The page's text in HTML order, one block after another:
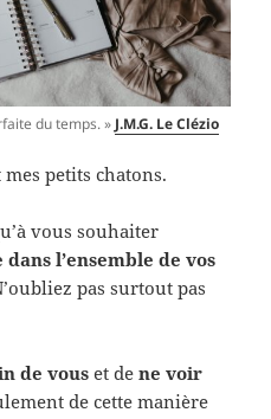
du temps. »J.M.G. Le Clézio
petits chatons.
vous souhaiter
l’ensemble de vos
pas surtout pas
de vous et dene voir
de cette manière